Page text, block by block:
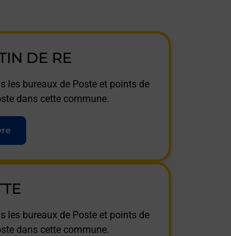
DE RE
les bureaux de Poste et points de
dans cette commune.
les bureaux de Poste et points de
dans cette commune.